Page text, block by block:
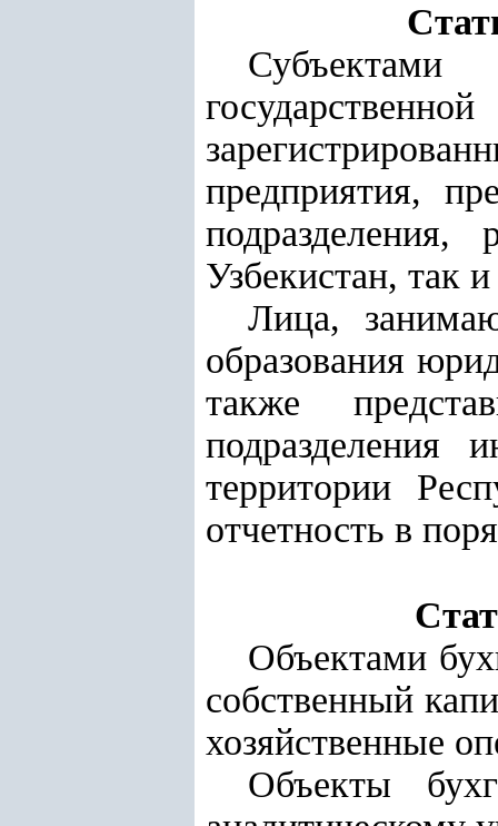
предприятия,
Узбекистан, так
Лица,
образования
также
подразделения
территории
отчетность в
Объектами
собственный
хозяйственные
Объекты